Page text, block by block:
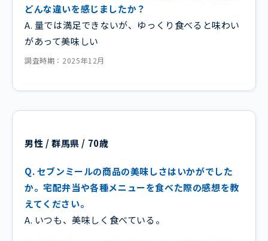
どんな違いを感じましたか？
A. 量では満足できないが、ゆっくり食べると味わい
があって美味しい
調査時期：2025年12月
男性 / 群馬県 / 70歳
Q. セブンミールの商品の美味しさはいかがでした
か。宅配弁当や各種メニューを食べた際の感想を教
えてください。
A. いつも、美味しく食べている。